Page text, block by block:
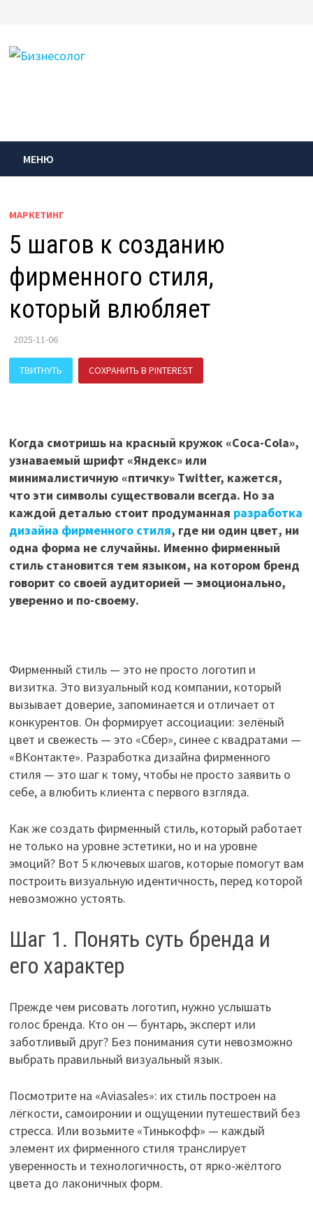
содержимому
МЕНЮ
МАРКЕТИНГ
5 шагов к созданию
фирменного стиля,
который влюбляет
2025-11-06
ТВИТНУТЬ СОХРАНИТЬ В PINTEREST
Когда смотришь на красный кружок «Coca-Cola»,
узнаваемый шрифт «Яндекс» или
минималистичную «птичку» Twitter, кажется,
что эти символы существовали всегда. Но за
каждой деталью стоит продуманная разработка
дизайна фирменного стиля, где ни один цвет, ни
одна форма не случайны. Именно фирменный
стиль становится тем языком, на котором бренд
говорит со своей аудиторией — эмоционально,
уверенно и по-своему.
Фирменный стиль — это не просто логотип и
визитка. Это визуальный код компании, который
вызывает доверие, запоминается и отличает от
конкурентов. Он формирует ассоциации: зелёный
цвет и свежесть — это «Сбер», синее с квадратами —
«ВКонтакте». Разработка дизайна фирменного
стиля — это шаг к тому, чтобы не просто заявить о
себе, а влюбить клиента с первого взгляда.
Как же создать фирменный стиль, который работает
не только на уровне эстетики, но и на уровне
эмоций? Вот 5 ключевых шагов, которые помогут вам
построить визуальную идентичность, перед которой
невозможно устоять.
Шаг 1. Понять суть бренда и
его характер
Прежде чем рисовать логотип, нужно услышать
голос бренда. Кто он — бунтарь, эксперт или
заботливый друг? Без понимания сути невозможно
выбрать правильный визуальный язык.
Посмотрите на «Aviasales»: их стиль построен на
лёгкости, самоиронии и ощущении путешествий без
стресса. Или возьмите «Тинькофф» — каждый
элемент их фирменного стиля транслирует
уверенность и технологичность, от ярко-жёлтого
цвета до лаконичных форм.